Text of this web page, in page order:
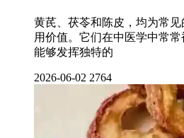
黄芪、茯苓和陈皮，均为常
用价值。它们在中医学中常常
能够发挥独特的
2026-06-02 2764